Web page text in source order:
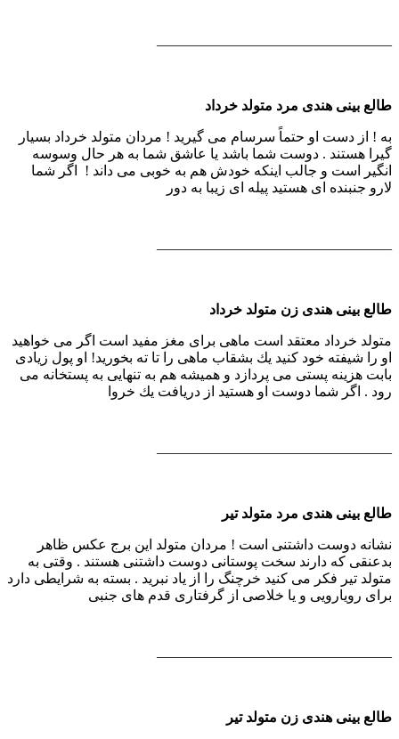
————————————————–
طالع بینی هندی مرد متولد خرداد
به ! از دست او حتماً سرسام می گیرید ! مردان متولد خرداد بسیار
گیرا هستند . دوست شما باشد یا عاشق شما به هر حال وسوسه
انگیر است و جالب اینكه خودش هم به خوبی می داند ! اگر شما
لارو جنبنده ای هستید پیله ای زیبا به دور
————————————————–
طالع بینی هندی زن متولد خرداد
متولد خرداد معتقد است ماهی برای مغز مفید است اگر می خواهید
او را شیفته خود كنید یك بشقاب ماهی را تا ته بخورید! او پول زیادی
بابت هزینه پستی می پردازد و همیشه هم به تنهایی به پستخانه می
رود . اگر شما دوست او هستید از دریافت یك خروا
————————————————–
طالع بینی هندی مرد متولد تیر
نشانه دوست داشتنی است ! مردان متولد این برج عكس ظاهر
بدعنقی كه دارند سخت پوستانی دوست داشتنی هستند . وقتی به
متولد تیر فكر می كنید خرچنگ را از یاد نبرید . بسته به شرایطی دارد‌
برای رویارویی و یا خلاصی از گرفتاری قدم های جنبی
————————————————–
طالع بینی هندی زن متولد تیر